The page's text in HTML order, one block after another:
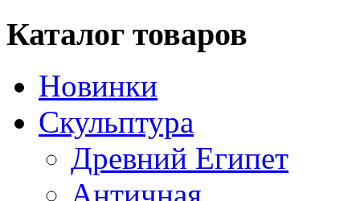
Каталог товаров
Новинки
Скульптура
Древний Египет